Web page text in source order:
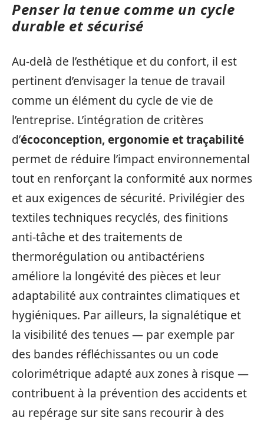
Penser la tenue comme un cycle
durable et sécurisé
Au-delà de l’esthétique et du confort, il est
pertinent d’envisager la tenue de travail
comme un élément du cycle de vie de
l’entreprise. L’intégration de critères
d’écoconception, ergonomie et traçabilité
permet de réduire l’impact environnemental
tout en renforçant la conformité aux normes
et aux exigences de sécurité. Privilégier des
textiles techniques recyclés, des finitions
anti‑tâche et des traitements de
thermorégulation ou antibactériens
améliore la longévité des pièces et leur
adaptabilité aux contraintes climatiques et
hygiéniques. Par ailleurs, la signalétique et
la visibilité des tenues — par exemple par
des bandes réfléchissantes ou un code
colorimétrique adapté aux zones à risque —
contribuent à la prévention des accidents et
au repérage sur site sans recourir à des